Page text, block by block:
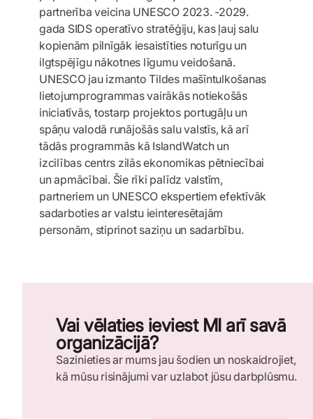
partnerība veicina UNESCO 2023. -2029.
gada SIDS operatīvo stratēģiju, kas ļauj salu
kopienām pilnīgāk iesaistīties noturīgu un
ilgtspējīgu nākotnes līgumu veidošanā.
UNESCO jau izmanto Tildes mašīntulkošanas
lietojumprogrammas vairākās notiekošās
iniciatīvās, tostarp projektos portugāļu un
spāņu valodā runājošās salu valstīs, kā arī
tādās programmās kā IslandWatch un
izcilības centrs zilās ekonomikas pētniecībai
un apmācībai. Šie rīki palīdz valstīm,
partneriem un UNESCO ekspertiem efektīvāk
sadarboties ar valstu ieinteresētajām
personām, stiprinot saziņu un sadarbību.
Vai vēlaties ieviest MI arī savā
organizācijā?
Sazinieties ar mums jau šodien un noskaidrojiet,
kā mūsu risinājumi var uzlabot jūsu darbplūsmu.